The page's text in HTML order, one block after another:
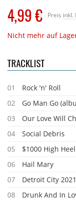
Preis inkl.
4,99 €
Nicht mehr auf
TRACKLIST
01
Rock 'n' Roll
02
Go Man Go
03
Our Love Will
04
Social Debris
05
$1000 High
06
Hail Mary
07
Detroit City
08
Drunk And In